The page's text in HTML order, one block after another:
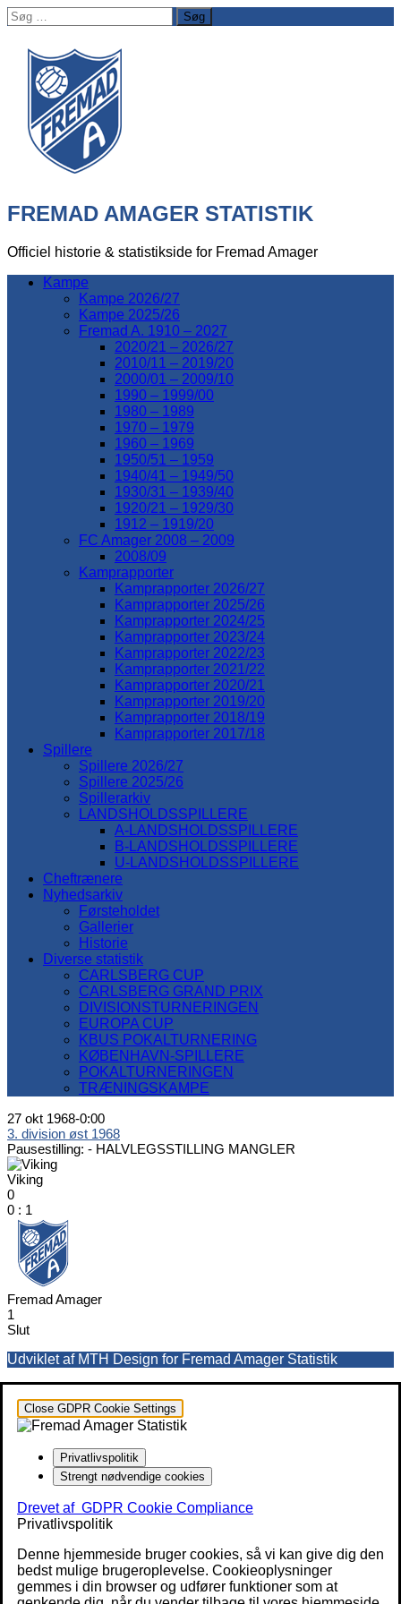
Søg
efter:
FREMAD AMAGER STATISTIK
Officiel historie & statistikside for Fremad Amager
Kampe
Kampe 2026/27
Kampe 2025/26
Fremad A. 1910 – 2027
2020/21 – 2026/27
2010/11 – 2019/20
2000/01 – 2009/10
1990 – 1999/00
1980 – 1989
1970 – 1979
1960 – 1969
1950/51 – 1959
1940/41 – 1949/50
1930/31 – 1939/40
1920/21 – 1929/30
1912 – 1919/20
FC Amager 2008 – 2009
2008/09
Kamprapporter
Kamprapporter 2026/27
Kamprapporter 2025/26
Kamprapporter 2024/25
Kamprapporter 2023/24
Kamprapporter 2022/23
Kamprapporter 2021/22
Kamprapporter 2020/21
Kamprapporter 2019/20
Kamprapporter 2018/19
Kamprapporter 2017/18
Spillere
Spillere 2026/27
Spillere 2025/26
Spillerarkiv
LANDSHOLDSSPILLERE
A-LANDSHOLDSSPILLERE
B-LANDSHOLDSSPILLERE
U-LANDSHOLDSSPILLERE
Cheftrænere
Nyhedsarkiv
Førsteholdet
Gallerier
Historie
Diverse statistik
CARLSBERG CUP
CARLSBERG GRAND PRIX
DIVISIONSTURNERINGEN
EUROPA CUP
KBUS POKALTURNERING
KØBENHAVN-SPILLERE
POKALTURNERINGEN
TRÆNINGSKAMPE
27 okt 1968-0:00
3. division øst 1968
Pausestilling: - HALVLEGSSTILLING MANGLER
Viking
0
0 : 1
Fremad Amager
1
Slut
Udviklet af MTH Design for Fremad Amager Statistik
Close GDPR Cookie Settings
Privatlivspolitik
Strengt nødvendige cookies
Drevet af GDPR Cookie Compliance
Privatlivspolitik
Denne hjemmeside bruger cookies, så vi kan give dig den
bedst mulige brugeroplevelse. Cookieoplysninger
gemmes i din browser og udfører funktioner som at